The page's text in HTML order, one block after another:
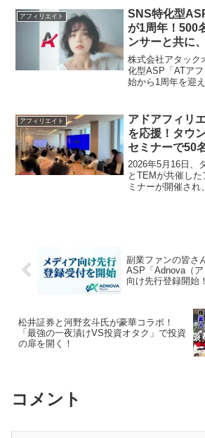
ート。ビジネスオ
応援する、まさに
目サービスです。
アフィリエイト
SNS特化型
が1周年！500
ンサーと共に
新たな時代を
株式会社アタック
化型ASP「ATア
始から1周年を迎
とするPR施策で
います。副業ファ
中のプラットフォ
なチャンスと可能
の魅力に迫ります
アフィリエイト
アドアフィリ
を応援！タウ
セミナーで50
2026年5月16日、
とTEMが共催し
ミナーが開催され
副業ファンの皆さ
ASP「Adnova（
向け先行登録開始
松井証券と河野玄斗氏が豪華コラボ！
「最強の一夜漬けVS投資オタク」で投資
の扉を開く！
コメント